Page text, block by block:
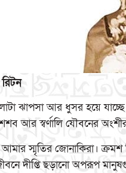
ঝাপসা আর ধুসর হয়ে
আর স্বর্ণালি যৌবনের
আমার স্মৃতির জোনাকিরা।
দীপ্তি ছড়ানো অপরূপ